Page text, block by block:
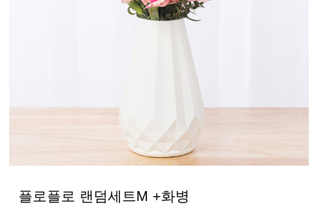
플로플로 랜덤세트M +화병